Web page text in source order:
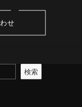
せ
検索